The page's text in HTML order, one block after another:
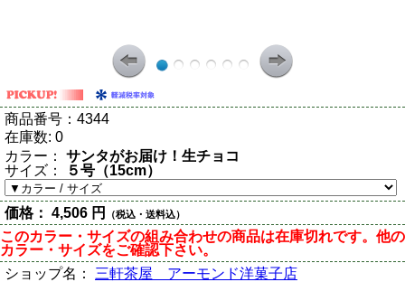
商品番号： 4344
在庫数: 0
カラー：
サンタがお届け！生チョコ
サイズ：
５号（15cm）
価格： 4,506 円 （税込・送料込）
このカラー・サイズの組み合わせの商品は在庫切れです。他の
カラー・サイズをご確認下さい。
ショップ名： 三軒茶屋 アーモンド洋菓子店